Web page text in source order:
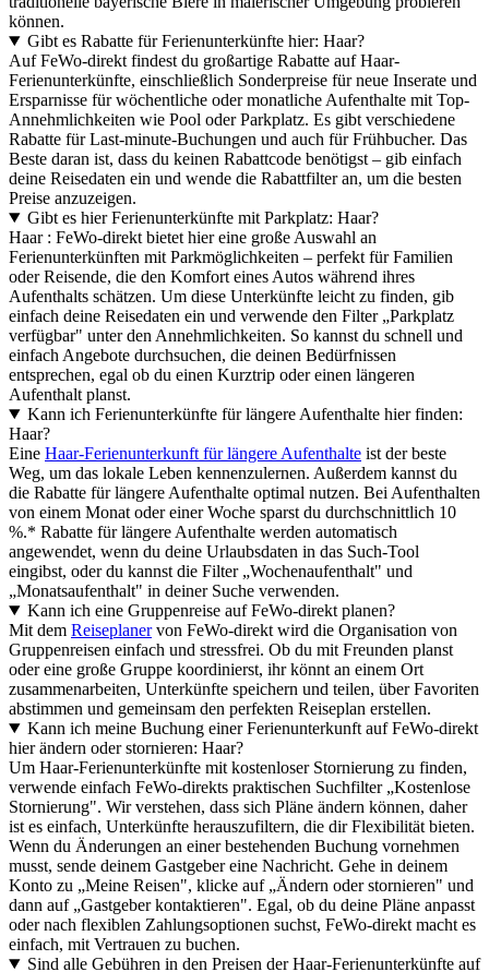
können.
Gibt es Rabatte für Ferienunterkünfte hier: Haar?
Auf FeWo-direkt findest du großartige Rabatte auf Haar-
Ferienunterkünfte, einschließlich Sonderpreise für neue Inserate und
Ersparnisse für wöchentliche oder monatliche Aufenthalte mit Top-
Annehmlichkeiten wie Pool oder Parkplatz. Es gibt verschiedene
Rabatte für Last-minute-Buchungen und auch für Frühbucher. Das
Beste daran ist, dass du keinen Rabattcode benötigst – gib einfach
deine Reisedaten ein und wende die Rabattfilter an, um die besten
Preise anzuzeigen.
Gibt es hier Ferienunterkünfte mit Parkplatz: Haar?
Haar : FeWo-direkt bietet hier eine große Auswahl an
Ferienunterkünften mit Parkmöglichkeiten – perfekt für Familien
oder Reisende, die den Komfort eines Autos während ihres
Aufenthalts schätzen. Um diese Unterkünfte leicht zu finden, gib
einfach deine Reisedaten ein und verwende den Filter „Parkplatz
verfügbar" unter den Annehmlichkeiten. So kannst du schnell und
einfach Angebote durchsuchen, die deinen Bedürfnissen
entsprechen, egal ob du einen Kurztrip oder einen längeren
Aufenthalt planst.
Kann ich Ferienunterkünfte für längere Aufenthalte hier finden:
Haar?
Eine Haar-Ferienunterkunft für längere Aufenthalte ist der beste
Weg, um das lokale Leben kennenzulernen. Außerdem kannst du
die Rabatte für längere Aufenthalte optimal nutzen. Bei Aufenthalten
von einem Monat oder einer Woche sparst du durchschnittlich 10
%.* Rabatte für längere Aufenthalte werden automatisch
angewendet, wenn du deine Urlaubsdaten in das Such-Tool
eingibst, oder du kannst die Filter „Wochenaufenthalt" und
„Monatsaufenthalt" in deiner Suche verwenden.
Kann ich eine Gruppenreise auf FeWo-direkt planen?
Mit dem Reiseplanervon FeWo-direkt wird die Organisation von
Gruppenreisen einfach und stressfrei. Ob du mit Freunden planst
oder eine große Gruppe koordinierst, ihr könnt an einem Ort
zusammenarbeiten, Unterkünfte speichern und teilen, über Favoriten
abstimmen und gemeinsam den perfekten Reiseplan erstellen.
Kann ich meine Buchung einer Ferienunterkunft auf FeWo-direkt
hier ändern oder stornieren: Haar?
Um Haar-Ferienunterkünfte mit kostenloser Stornierung zu finden,
verwende einfach FeWo-direkts praktischen Suchfilter „Kostenlose
Stornierung". Wir verstehen, dass sich Pläne ändern können, daher
ist es einfach, Unterkünfte herauszufiltern, die dir Flexibilität bieten.
Wenn du Änderungen an einer bestehenden Buchung vornehmen
musst, sende deinem Gastgeber eine Nachricht. Gehe in deinem
Konto zu „Meine Reisen", klicke auf „Ändern oder stornieren" und
dann auf „Gastgeber kontaktieren". Egal, ob du deine Pläne anpasst
oder nach flexiblen Zahlungsoptionen suchst, FeWo-direkt macht es
einfach, mit Vertrauen zu buchen.
Sind alle Gebühren in den Preisen der Haar-Ferienunterkünfte auf